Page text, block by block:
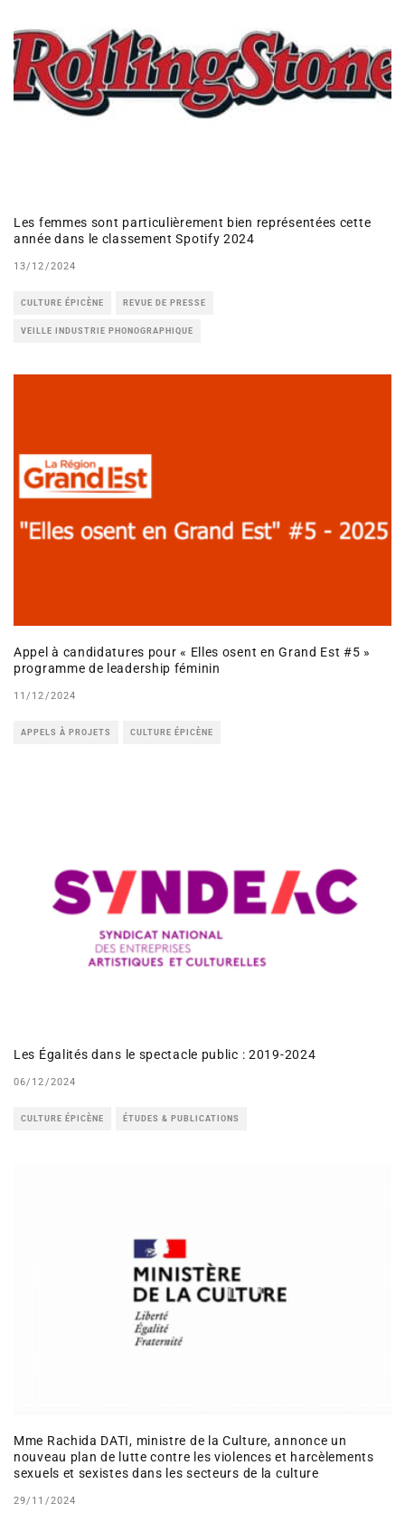
Les femmes sont particulièrement bien représentées cette
année dans le classement Spotify 2024
13/12/2024
CULTURE ÉPICÈNE REVUE DE PRESSE
VEILLE INDUSTRIE PHONOGRAPHIQUE
Appel à candidatures pour « Elles osent en Grand Est #5 »
programme de leadership féminin
11/12/2024
APPELS À PROJETS CULTURE ÉPICÈNE
Les Égalités dans le spectacle public : 2019-2024
06/12/2024
CULTURE ÉPICÈNE ÉTUDES & PUBLICATIONS
Mme Rachida DATI, ministre de la Culture, annonce un
nouveau plan de lutte contre les violences et harcèlements
sexuels et sexistes dans les secteurs de la culture
29/11/2024